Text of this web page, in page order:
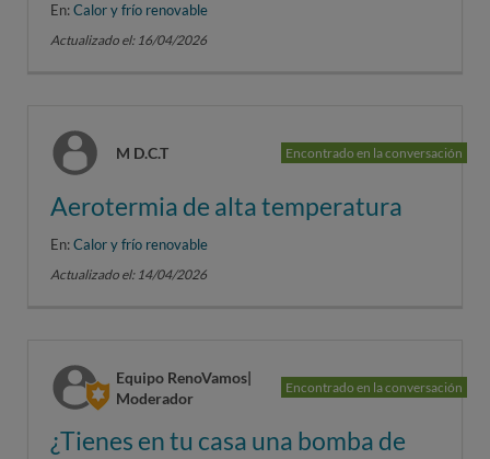
En:Calor y frío renovable
Actualizado el: 16/04/2026
M D.C.T Encontrado en la conversación
Aerotermia de alta temperatura
En:Calor y frío renovable
Actualizado el: 14/04/2026
Equipo RenoVamos|
Moderador
Encontrado en la conversación
¿Tienes en tu casa una bomba de